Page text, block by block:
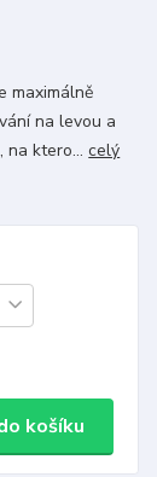
maximálně
na levou a
na ktero...celý
košíku